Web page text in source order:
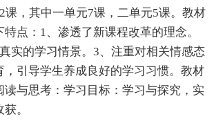
课，其中一单元7课，二单元5课。教材
点：1、渗透了新课程改革的理念。
实的学习情景。3、注重对相关情感态
，引导学生养成良好的学习习惯。教材
读与思考：学习目标：学习与探究，实
。